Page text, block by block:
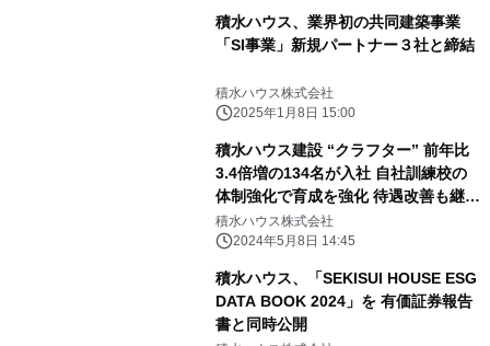
積水ハウス、業界初の共同建築事業
「SI事業」新規パートナー３社と締結
積水ハウス株式会社
2025年1月8日 15:00
積水ハウス建設 “クラフター” 前年比
3.4倍増の134名が入社 自社訓練校の
体制強化で育成を強化 待遇改善も継続
働く魅力をさらに向上
積水ハウス株式会社
2024年5月8日 14:45
積水ハウス、「SEKISUI HOUSE ESG
DATA BOOK 2024」を 有価証券報告
書と同時公開